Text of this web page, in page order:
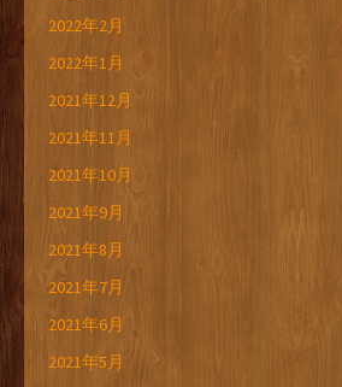
2022年2月
2022年1月
2021年12月
2021年11月
2021年10月
2021年9月
2021年8月
2021年7月
2021年6月
2021年5月